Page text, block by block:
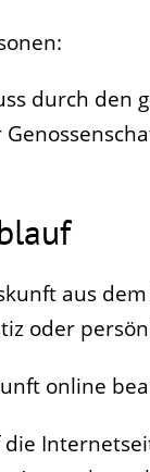
durch den
aus
oder
online
die